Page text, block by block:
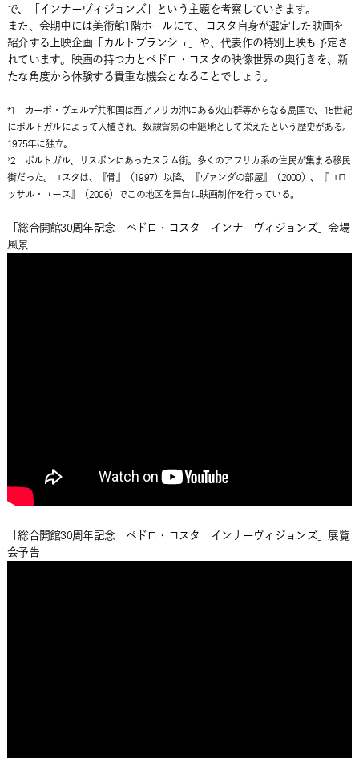
で、「インナーヴィジョンズ」という主題を考察していきます。
また、会期中には美術館1階ホールにて、コスタ自身が選定した映画を
紹介する上映企画「カルトブランシュ」や、代表作の特別上映も予定さ
れています。映画の持つ力とペドロ・コスタの映像世界の奥行きを、新
たな角度から体験する貴重な機会となることでしょう。
*1 カーボ・ヴェルデ共和国は西アフリカ沖にある火山群等からなる島国で、15世紀
にポルトガルによって入植され、奴隷貿易の中継地として栄えたという歴史がある。
1975年に独立。
*2 ポルトガル、リスボンにあったスラム街。多くのアフリカ系の住民が集まる移民
街だった。コスタは、『骨』（1997）以降、『ヴァンダの部屋』（2000）、『コロ
ッサル・ユース』（2006）でこの地区を舞台に映画制作を行っている。
「総合開館30周年記念 ペドロ・コスタ インナーヴィジョンズ」会場
風景
「総合開館30周年記念 ペドロ・コスタ インナーヴィジョンズ」展覧
会予告